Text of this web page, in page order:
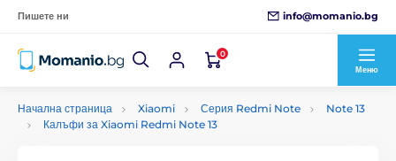
Пишете ни info@momanio.bg
0
Меню
Начална страница Xiaomi Серия Redmi Note
Note 13
Калъфи за Xiaomi Redmi Note 13